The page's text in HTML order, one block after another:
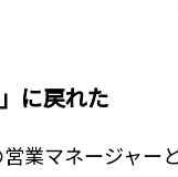
に戻れた
業マネージャー